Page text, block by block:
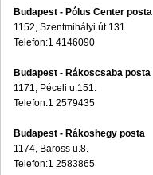
Budapest - Pólus Center posta
1152, Szentmihályi út 131.
Telefon:1 4146090
Budapest - Rákoscsaba posta
1171, Péceli u.151.
Telefon:1 2579435
Budapest - Rákoshegy posta
1174, Baross u.8.
Telefon:1 2583865